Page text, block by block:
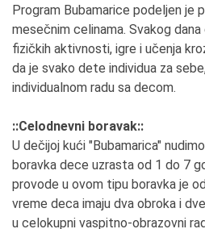
Program Bubamarice podeljen je
mesečnim celinama. Svakog
fizičkih aktivnosti, igre i učenja
da je svako dete individua za
individualnom radu sa decom.
::Celodnevni boravak::
U dečijoj kući "Bubamarica"
boravka dece uzrasta od 1 do 7
provode u ovom tipu boravka je
vreme deca imaju dva obroka i
u celokupni vaspitno-obrazovni